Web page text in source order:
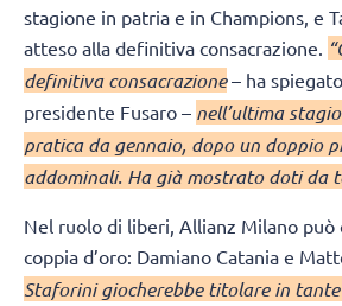
stagione in patria e in Champions, e
atteso alla definitiva consacrazione.
definitiva consacrazione– ha
presidente Fusaro – nell’ultima
pratica da gennaio, dopo un doppio
addominali. Ha già mostrato doti da
Nel ruolo di liberi, Allianz Milano può
coppia d’oro: Damiano Catania e
Staforini giocherebbe titolare in